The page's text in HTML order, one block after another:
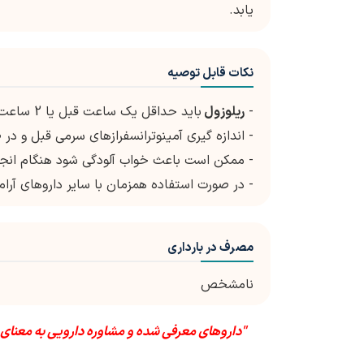
یابد.
نکات قابل توصیه
- ریلوزول باید حداقل یک ساعت قبل یا 2 ساعت بعد از غذا مصرف شود.
- اندازه گیری آمینوترانسفرازهای سرمی قبل و
- ممکن است باعث خواب آلودگی شود هنگام
- در صورت استفاده همزمان با سایر داروهای
مصرف در بارداری
نامشخص
"داروهای معرفی شده و مشاوره دارویی به